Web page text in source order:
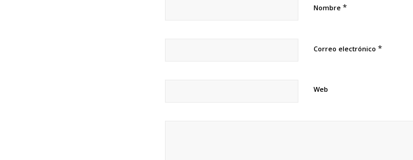
Nombre *
Correo electrónico *
Web